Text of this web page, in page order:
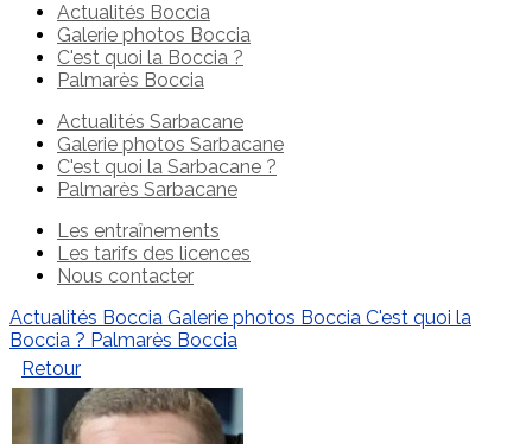
Actualités Boccia
Galerie photos Boccia
C'est quoi la Boccia ?
Palmarès Boccia
Actualités Sarbacane
Galerie photos Sarbacane
C'est quoi la Sarbacane ?
Palmarès Sarbacane
Les entraînements
Les tarifs des licences
Nous contacter
Actualités Boccia Galerie photos Boccia C'est quoi la
Boccia ? Palmarès Boccia
Retour